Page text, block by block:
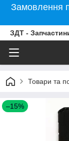
Замовлення
ЗДТ -
Товари та
–15%